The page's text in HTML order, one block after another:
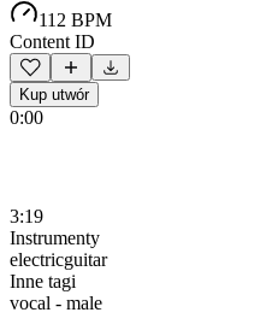
112 BPM
Content ID
Kup utwór
0:00
3:19
Instrumenty
electricguitar
Inne tagi
vocal - male